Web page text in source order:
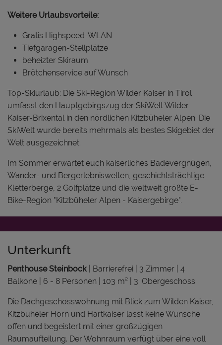
Weitere Urlaubsvorteile:
Gratis Highspeed-WLAN
Tiefgaragen-Stellplätze
beheizter Skiraum
Brötchenservice auf Wunsch
Top-Skiurlaub: Die Ski-Region Wilder Kaiser in Tirol
umfasst den Hauptgebirgszug der SkiWelt Wilder
Kaiser-Brixental in den nördlichen Kitzbüheler Alpen. Die
SkiWelt wurde bereits mehrmals als bestes Skigebiet der
Welt ausgezeichnet.
Im Sommer erwartet euch kaiserliches Badevergnügen,
Wander- und Bergerlebniswelten, geschichtsträchtige
Kletterberge, 2 Golfplätze und die weltweit größte E-
Bike-Region "Kitzbüheler Alpen - Kaisergebirge".
Unterkunft
Penthouse Steinbock | Barrierefrei | 3 Zimmer | 4
Balkone | 6 - 8 Personen | 103 m² | 3. Obergeschoss
Die Dachgeschosswohnung mit Blick zum Wilden Kaiser,
Kitzbüheler Horn und Hartkaiser lässt keine Wünsche
offen und begeistert mit einer großzügigen
Raumaufteilung. Der Wohnraum verfügt über eine voll